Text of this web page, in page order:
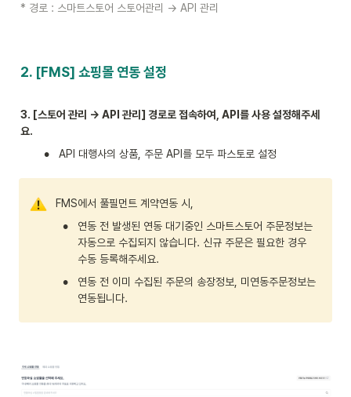
* 경로 : 스마트스토어 스토어관리 → API 관리
2. [FMS] 쇼핑몰 연동 설정
3. [스토어 관리 → API 관리] 경로로 접속하여, API를 사용 설정해주세
요.
• API 대행사의 상품, 주문 API를 모두 파스토로 설정
FMS에서 풀필먼트 계약연동 시,
•
연동 전 발생된 연동 대기중인 스마트스토어 주문정보는
자동으로 수집되지 않습니다. 신규 주문은 필요한 경우
수동 등록해주세요.
•
연동 전 이미 수집된 주문의 송장정보, 미연동주문정보는
연동됩니다.